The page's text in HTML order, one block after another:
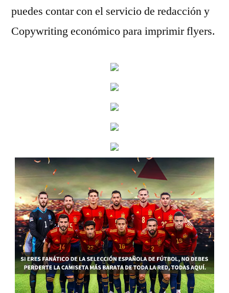
puedes contar con el servicio de redacción y
Copywriting económico para imprimir flyers.